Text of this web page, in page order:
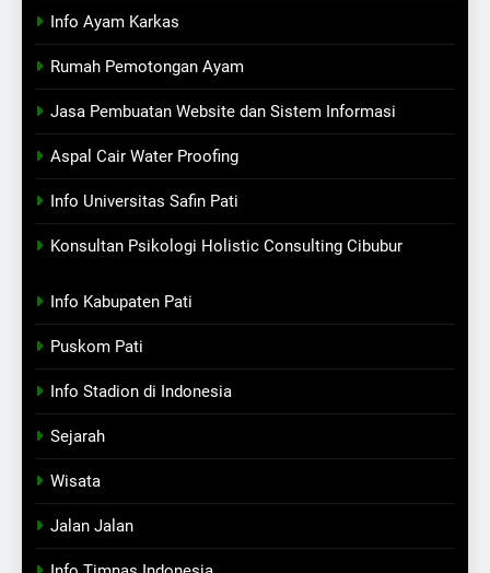
Info Ayam Karkas
Rumah Pemotongan Ayam
Jasa Pembuatan Website dan Sistem Informasi
Aspal Cair Water Proofing
Info Universitas Safin Pati
Konsultan Psikologi Holistic Consulting Cibubur
Info Kabupaten Pati
Puskom Pati
Info Stadion di Indonesia
Sejarah
Wisata
Jalan Jalan